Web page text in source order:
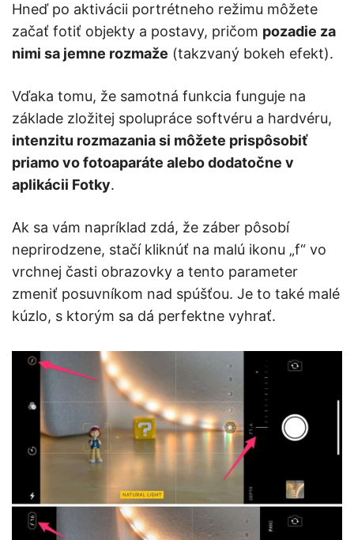
Hneď po aktivácii portrétneho režimu môžete
začať fotiť objekty a postavy, pričom pozadie za
nimi sa jemne rozmaže (takzvaný bokeh efekt).
Vďaka tomu, že samotná funkcia funguje na
základe zložitej spolupráce softvéru a hardvéru,
intenzitu rozmazania si môžete prispôsobiť
priamo vo fotoaparáte alebo dodatočne v
aplikácii Fotky.
Ak sa vám napríklad zdá, že záber pôsobí
neprirodzene, stačí kliknúť na malú ikonu „f“ vo
vrchnej časti obrazovky a tento parameter
zmeniť posuvníkom nad spúšťou. Je to také malé
kúzlo, s ktorým sa dá perfektne vyhrať.